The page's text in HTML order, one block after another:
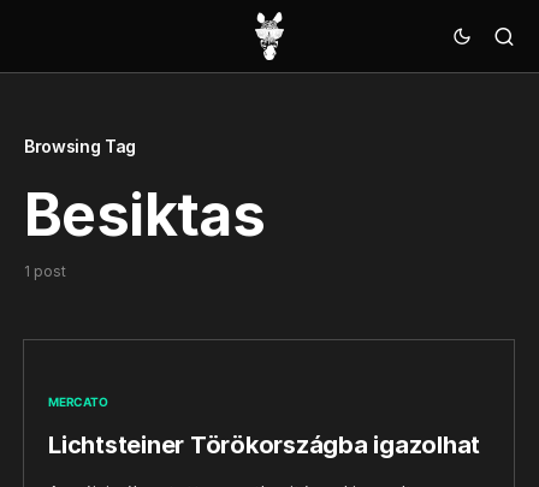
Browsing Tag
Besiktas
1 post
MERCATO
Lichtsteiner Törökországba igazolhat